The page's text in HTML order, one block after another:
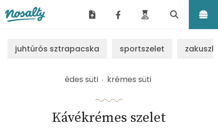
juhtúrós sztrapacska sportszelet
édes süti krémes süti
Kávékrémes szelet